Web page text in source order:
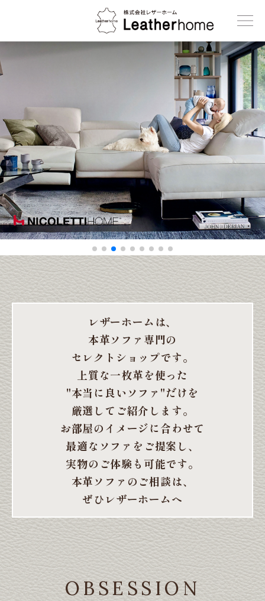
株式会社レザーホーム
レザーホームは、
本革ソファ専門の
セレクトショップです。
上質な一枚革を使った
"本当に良いソファ"だけを
厳選してご紹介します。
お部屋のイメージに合わせて
最適なソファをご提案し、
実物のご体験も可能です。
本革ソファのご相談は、
ぜひレザーホームへ
OBSESSION